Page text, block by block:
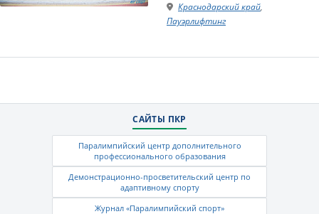
Краснодарский край,
Пауэрлифтинг
САЙТЫ ПКР
Паралимпийский центр дополнительного
профессионального образования
Демонстрационно-просветительский центр по
адаптивному спорту
Журнал «Паралимпийский спорт»